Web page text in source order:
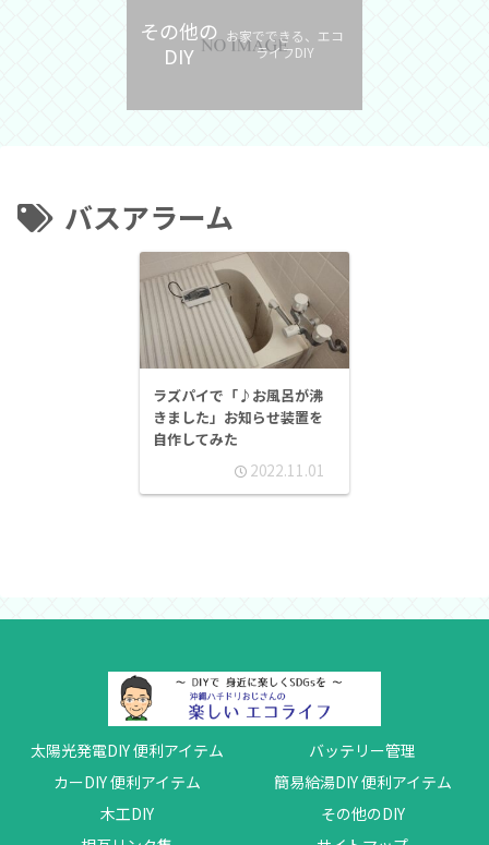
その他の
DIY
お家でできる、エコ
ライフDIY
バスアラーム
ラズパイで「♪お風呂が沸
きました」お知らせ装置を
自作してみた
2022.11.01
太陽光発電DIY 便利アイテム
バッテリー管理
カーDIY 便利アイテム
簡易給湯DIY 便利アイテム
木工DIY
その他のDIY